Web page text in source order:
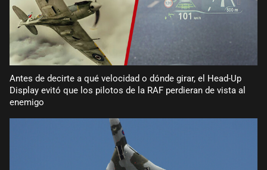
Antes de decirte a qué velocidad o dónde girar, el Head-Up
Display evitó que los pilotos de la RAF perdieran de vista al
enemigo